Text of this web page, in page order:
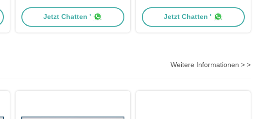
Radlader L110E, L120C, L120C
BM, L120D, L120E, L90C, L90C
Jetzt Chatten '
Isuzu-Motor 4ZD1 TFR16
Jetzt Chatten '
Weitere Informationen > >